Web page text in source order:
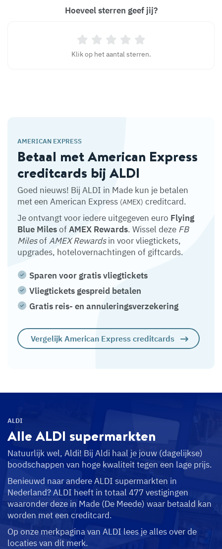
Hoeveel sterren geef jij?
Klik op het aantal sterren.
AMERICAN EXPRESS
Betaal met American Express
creditcards bij ALDI
Goed nieuws! Bij ALDI in Made kun je betalen
met een American Express (AMEX) creditcard.
Je ontvangt voor iedere uitgegeven euro Flying
Blue MilesofAMEX Rewards. Wissel deze FB
MilesofAMEX Rewardsin voor vliegtickets,
upgrades, hotelovernachtingen of giftcards.
Sparen voor gratis vliegtickets
Vliegtickets gespreid betalen
Gratis reis- en annuleringsverzekering
Vergelijk American Express creditcards
ALDI
Alle ALDI supermarkten
Natuurlijk wel, Aldi! Bij Aldi haal je jouw (dagelijkse)
boodschappen van hoge kwaliteit tegen een lage prijs.
Benieuwd naar andere ALDI supermarkten in
Nederland? ALDI heeft in totaal 477 vestigingen
waaronder deze in Made (De Meede) waar betaald kan
worden met een creditcard.
Op onze merkpagina van ALDI lees je alles over de
locaties van dit merk.